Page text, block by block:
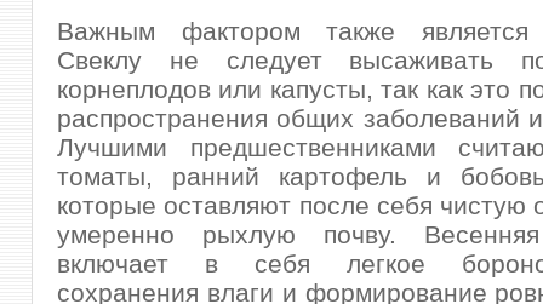
Важным фактором также является
Свеклу не следует высаживать
корнеплодов или капусты, так как это
распространения общих заболеваний
Лучшими предшественниками
томаты, ранний картофель и
которые оставляют после себя чистую
умеренно рыхлую почву. Весенняя
включает в себя легкое
сохранения влаги и формирование